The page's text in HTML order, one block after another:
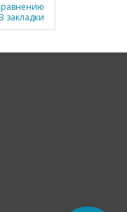
В закладки